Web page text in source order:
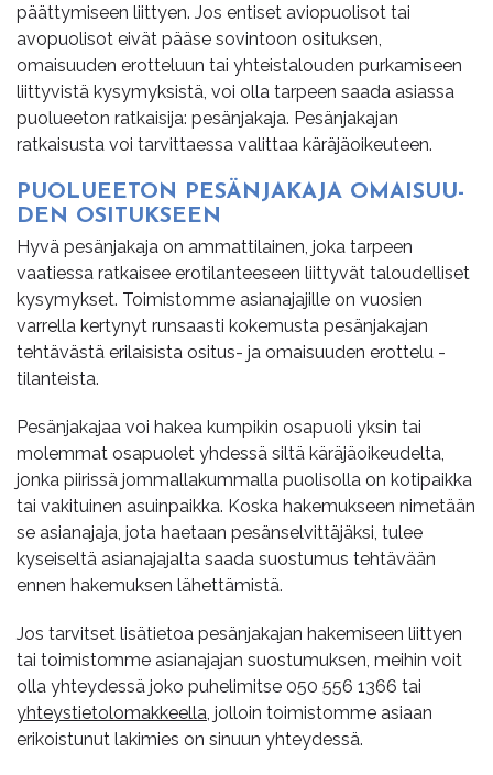
päättymiseen liittyen. Jos entiset aviopuolisot tai
avopuolisot eivät pääse sovintoon osituksen,
omaisuuden erotteluun tai yhteistalouden purkamiseen
liittyvistä kysymyksistä, voi olla tarpeen saada asiassa
puolueeton ratkaisija: pesänjakaja. Pesänjakajan
ratkaisusta voi tarvittaessa valittaa käräjäoikeuteen.
PUO­LU­EE­TON PE­SÄN­JA­KA­JA OMAI­SUU­
DEN OSI­TUK­SEEN
Hyvä pesänjakaja on ammattilainen, joka tarpeen
vaatiessa ratkaisee erotilanteeseen liittyvät taloudelliset
kysymykset. Toimistomme asianajajille on vuosien
varrella kertynyt runsaasti kokemusta pesänjakajan
tehtävästä erilaisista ositus- ja omaisuuden erottelu -
tilanteista.
Pesänjakajaa voi hakea kumpikin osapuoli yksin tai
molemmat osapuolet yhdessä siltä käräjäoikeudelta,
jonka piirissä jommallakummalla puolisolla on kotipaikka
tai vakituinen asuinpaikka. Koska hakemukseen nimetään
se asianajaja, jota haetaan pesänselvittäjäksi, tulee
kyseiseltä asianajajalta saada suostumus tehtävään
ennen hakemuksen lähettämistä.
Jos tarvitset lisätietoa pesänjakajan hakemiseen liittyen
tai toimistomme asianajajan suostumuksen, meihin voit
olla yhteydessä joko puhelimitse 050 556 1366 tai
yhteystietolomakkeella, jolloin toimistomme asiaan
erikoistunut lakimies on sinuun yhteydessä.